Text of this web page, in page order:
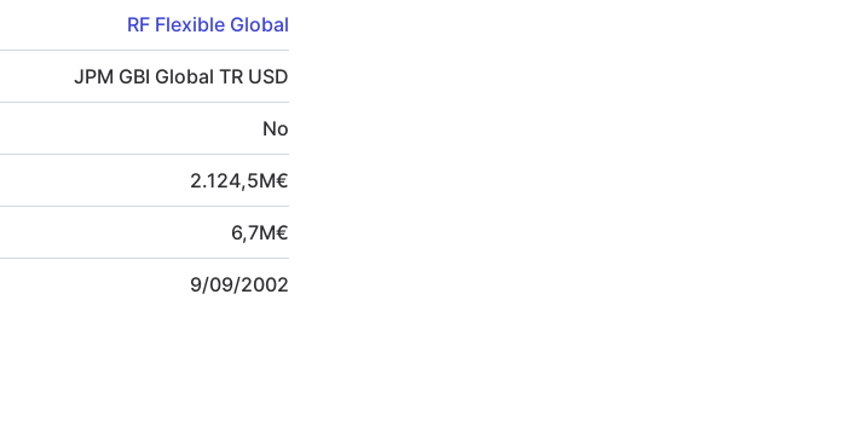
RF Flexible Global
JPM GBI Global TR USD
No
2.124,5M€
6,7M€
9/09/2002